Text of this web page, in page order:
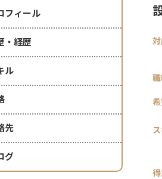
フィール
・経歴
ル
先
グ